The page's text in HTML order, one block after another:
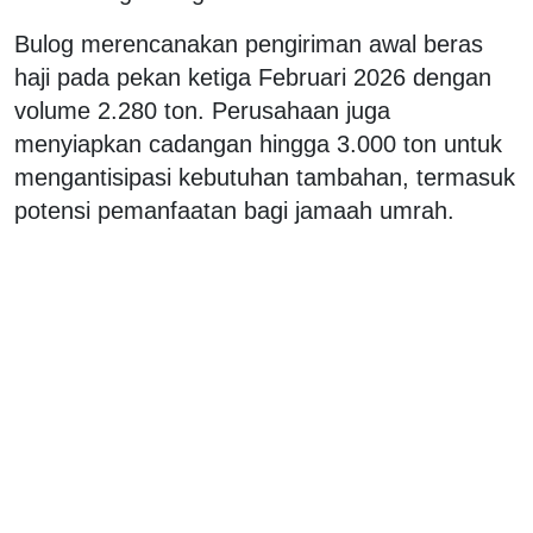
Bulog merencanakan pengiriman awal beras
haji pada pekan ketiga Februari 2026 dengan
volume 2.280 ton. Perusahaan juga
menyiapkan cadangan hingga 3.000 ton untuk
mengantisipasi kebutuhan tambahan, termasuk
potensi pemanfaatan bagi jamaah umrah.